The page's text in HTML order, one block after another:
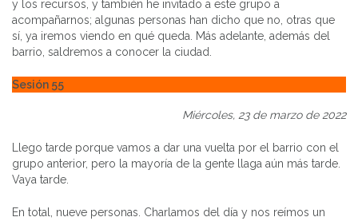
y los recursos, y también he invitado a este grupo a
acompañarnos; algunas personas han dicho que no, otras que
sí, ya iremos viendo en qué queda. Más adelante, además del
barrio, saldremos a conocer la ciudad.
Sesión 55
Miércoles, 23 de marzo de 2022
Llego tarde porque vamos a dar una vuelta por el barrio con el
grupo anterior, pero la mayoría de la gente llaga aún más tarde.
Vaya tarde.
En total, nueve personas. Charlamos del día y nos reímos un